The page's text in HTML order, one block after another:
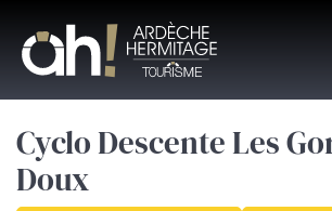
Cyclo Descente Les
Doux